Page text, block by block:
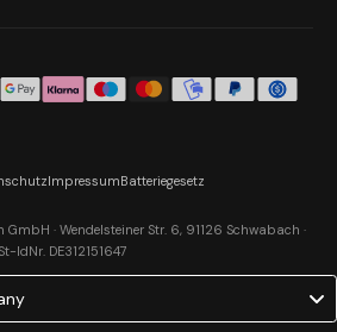
· Wendelsteiner Str. 6, 91126 Schwabach ·
IdNr. DE312151647
ImpressumBatteriegesetz